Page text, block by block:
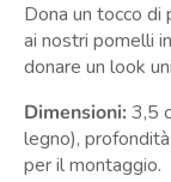
Dona un tocco di
ai nostri pomelli
donare un look
Dimensioni: 3,5
legno),
per il montaggio.